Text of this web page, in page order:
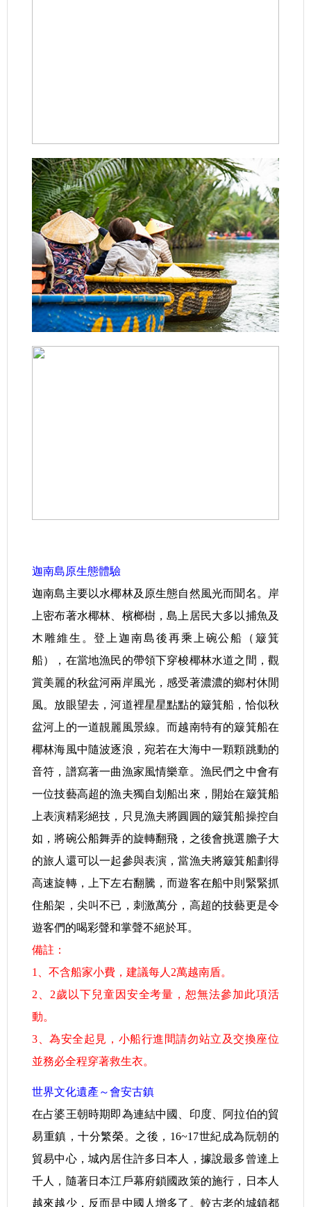
迦南島原生態體驗
迦南島主要以水椰林及原生態自然風光而聞名。岸
上密布著水椰林、檳榔樹，島上居民大多以捕魚及
木雕維生。登上迦南島後再乘上碗公船（簸箕
船），在當地漁民的帶領下穿梭椰林水道之間，觀
賞美麗的秋盆河兩岸風光，感受著濃濃的鄉村休閒
風。放眼望去，河道裡星星點點的簸箕船，恰似秋
盆河上的一道靚麗風景線。而越南特有的簸箕船在
椰林海風中隨波逐浪，宛若在大海中一顆顆跳動的
音符，譜寫著一曲漁家風情樂章。漁民們之中會有
一位技藝高超的漁夫獨自划船出來，開始在簸箕船
上表演精彩絕技，只見漁夫將圓圓的簸箕船操控自
如，將碗公船舞弄的旋轉翻飛，之後會挑選膽子大
的旅人還可以一起參與表演，當漁夫將簸箕船劃得
高速旋轉，上下左右翻騰，而遊客在船中則緊緊抓
住船架，尖叫不已，刺激萬分，高超的技藝更是令
遊客們的喝彩聲和掌聲不絕於耳。
備註：
1、不含船家小費，建議每人2萬越南盾。
2、2歲以下兒童因安全考量，恕無法參加此項活
動。
3、為安全起見，小船行進間請勿站立及交換座位
並務必全程穿著救生衣。
世界文化遺產～會安古鎮
在占婆王朝時期即為連結中國、印度、阿拉伯的貿
易重鎮，十分繁榮。之後，16~17世紀成為阮朝的
貿易中心，城內居住許多日本人，據說最多曾達上
千人，隨著日本江戶幕府鎖國政策的施行，日本人
越來越少，反而是中國人增多了。較古老的城鎮都